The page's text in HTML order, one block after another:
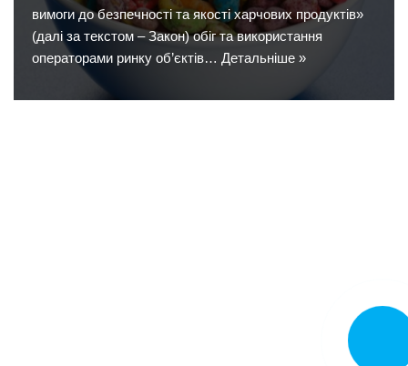
вимоги до безпечності та якості харчових продуктів»
(далі за текстом – Закон) обіг та використання
операторами ринку об’єктів… Детальніше »